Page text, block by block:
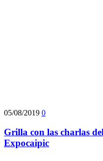
05/08/2019 0
Grilla con las charlas
Expocaipic